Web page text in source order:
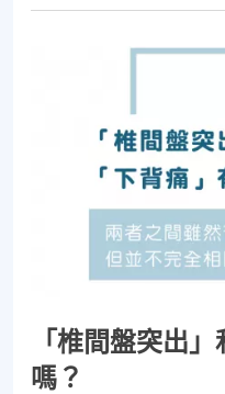
「椎間盤突出
嗎？